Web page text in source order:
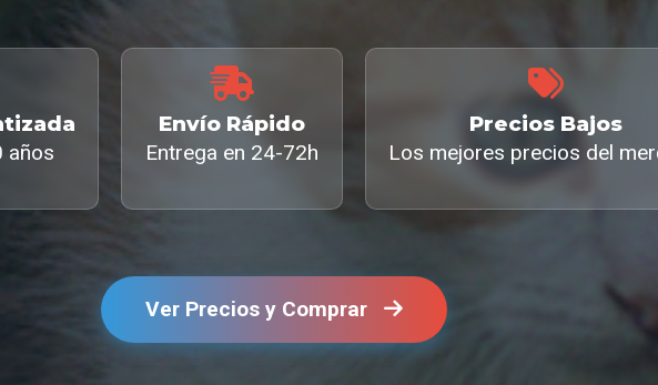
años
Envío Rápido
Entrega en 24-72h
Precios Bajos
Los mejores precios del
Ver Precios y Comprar